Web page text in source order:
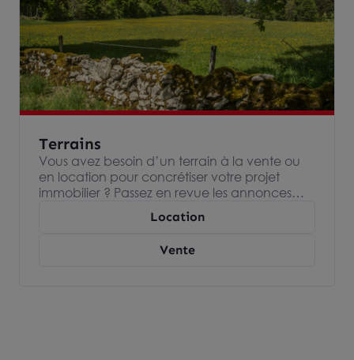
Terrains
Vous avez besoin d’un terrain à la vente ou
en location pour concrétiser votre projet
immobilier ? Passez en revue les annonces
immobilières de nos agences Arthur Loyd,
spécialisées dans l’immobilier d’entreprise et
Location
Vente